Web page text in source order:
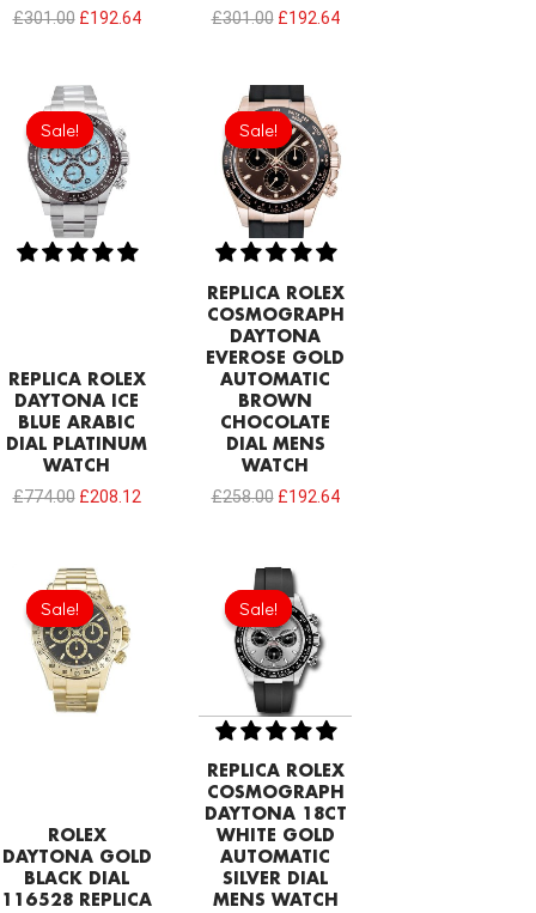
£301.00 £192.64
£301.00 £192.64
Sale!
Sale!
REPLICA ROLEX
DAYTONA ICE
BLUE ARABIC
DIAL PLATINUM
WATCH
£774.00
Original
price
was:
£774.00.
£208.12
Sale!
Sale!
REPLICA ROLEX
COSMOGRAPH
DAYTONA
EVEROSE GOLD
AUTOMATIC
BROWN
CHOCOLATE
DIAL MENS
WATCH
£258.00
Original
price
was:
£258.00.
£192.64
£192.64.
Sale!
Sale!
ROLEX
DAYTONA GOLD
BLACK DIAL
116528 REPLICA
Original
price
was:
£301.00.
Sale!
Sale!
REPLICA ROLEX
COSMOGRAPH
DAYTONA 18CT
WHITE GOLD
AUTOMATIC
SILVER DIAL
MENS WATCH
Original
price
was:
£258.00.